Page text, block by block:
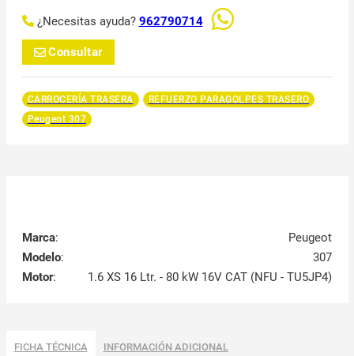
¿Necesitas ayuda? 962790714
Consultar
CARROCERÍA TRASERA
REFUERZO PARAGOLPES TRASERO
Peugeot 307
Marca:
Peugeot
Modelo:
307
Motor: 1.6 XS 16 Ltr. - 80 kW 16V CAT (NFU - TU5JP4)
FICHA TÉCNICA INFORMACIÓN ADICIONAL